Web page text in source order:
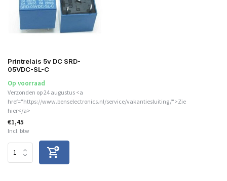
Printrelais 5v DC SRD-
05VDC-SL-C
Op voorraad
Verzonden op 24 augustus <a
href="https://www.benselectronics.nl/service/vakantiesluiting/">Zie
hier</a>
€1,45
Incl. btw